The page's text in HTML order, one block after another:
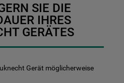
SIE DIE
IHRES
GERÄTES
Gerät möglicherweise